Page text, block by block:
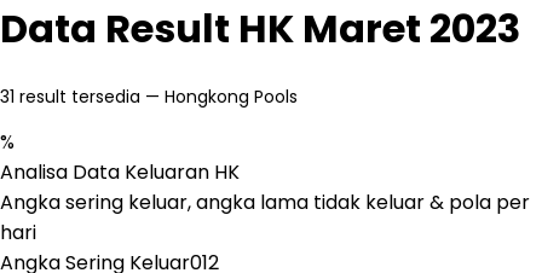
Data Result HK Maret 2023
31 result tersedia — Hongkong Pools
%
Analisa Data Keluaran HK
Angka sering keluar, angka lama tidak keluar & pola per
hari
Angka Sering Keluar012